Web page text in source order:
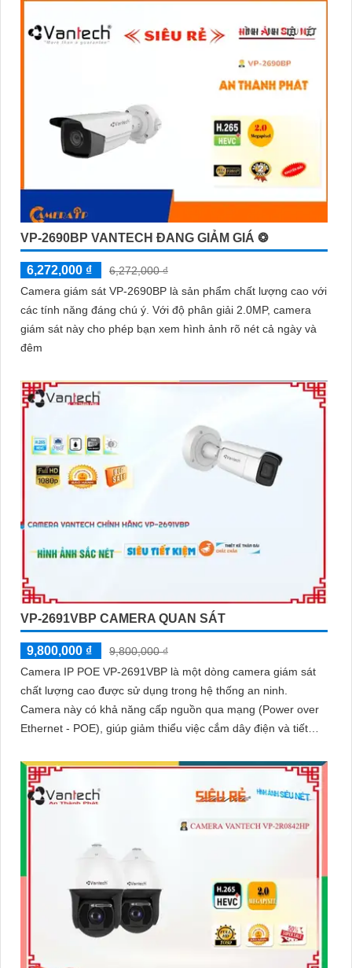
VP-2690BP VANTECH ĐANG GIẢM GIÁ ❂
6,272,000 ₫
6,272,000 ₫
Camera giám sát VP-2690BP là sản phẩm chất lượng cao với
các tính năng đáng chú ý. Với độ phân giải 2.0MP, camera
giám sát này cho phép bạn xem hình ảnh rõ nét cả ngày và
đêm
VP-2691VBP CAMERA QUAN SÁT
9,800,000 ₫
9,800,000 ₫
Camera IP POE VP-2691VBP là một dòng camera giám sát
chất lượng cao được sử dụng trong hệ thống an ninh.
Camera này có khả năng cấp nguồn qua mạng (Power over
Ethernet - POE), giúp giảm thiểu việc cắm dây điện và tiết